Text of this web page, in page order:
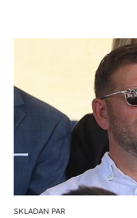
SKLADAN PAR